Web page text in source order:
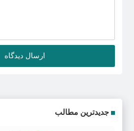
جدیدترین مطالب